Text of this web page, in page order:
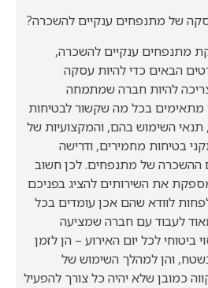
של מתנפחים ענקיים להשכרה?
מתנפחים ענקיים להשכרה,
הבאים כדי להיות עסקה
להיות חברה שמתמחה
בכל מה שקשור לבטיחות
השימוש בהם, והמקצועיות של
בטיחות מחמירים, ודרישה
ההשכרה של מתנפחים. לכן חשוב
את השירותים להציג בפניכם
לוודא שהם אכן עומדים בכל
לעבוד עם חברה שמציעה
לכל יום האירוע – הן לזמן
והן למהלך השימוש של
כמובן שלא יהיה כל צורך להפעיל